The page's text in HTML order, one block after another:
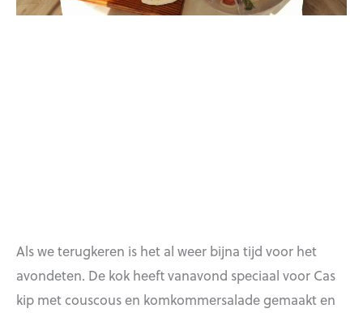
Als we terugkeren is het al weer bijna tijd voor het
avondeten. De kok heeft vanavond speciaal voor Cas
kip met couscous en komkommersalade gemaakt en